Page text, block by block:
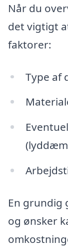
Når du
det vigtigt
faktorer:
Type af
En grundig
og ønsker